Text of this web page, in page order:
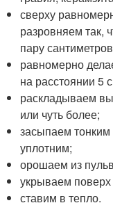
сверху
разровняем так,
пару
равномерно
на расстоянии 5
раскладываем
или чуть более;
засыпаем
уплотним;
орошаем из
укрываем поверх
ставим в тепло.